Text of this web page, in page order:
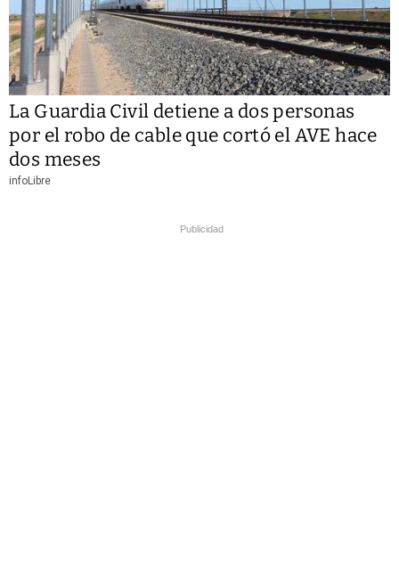
La Guardia Civil detiene a dos personas
por el robo de cable que cortó el AVE hace
dos meses
infoLibre
Publicidad